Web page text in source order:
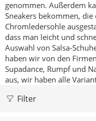
genommen. Außerdem
Sneakers bekommen,
Chromledersohle
dass man leicht und
Auswahl von Salsa-
haben wir von den
Supadance, Rumpf und
aus, wir haben alle
Filter